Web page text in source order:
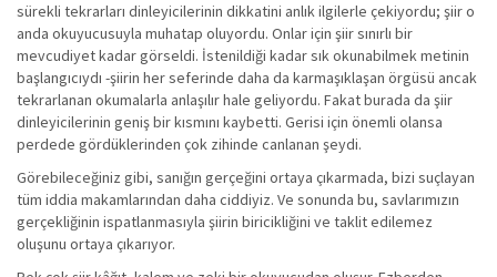
sürekli tekrarları dinleyicilerinin dikkatini anlık ilgilerle çekiyordu; şiir o
anda okuyucusuyla muhatap oluyordu. Onlar için şiir sınırlı bir
mevcudiyet kadar görseldi. İstenildiği kadar sık okunabilmek metinin
başlangıcıydı -şiirin her seferinde daha da karmaşıklaşan örgüsü ancak
tekrarlanan okumalarla anlaşılır hale geliyordu. Fakat burada da şiir
dinleyicilerinin geniş bir kısmını kaybetti. Gerisi için önemli olansa
perdede gördüklerinden çok zihinde canlanan şeydi.
Görebileceğiniz gibi, sanığın gerçeğini ortaya çıkarmada, bizi suçlayan
tüm iddia makamlarından daha ciddiyiz. Ve sonunda bu, savlarımızın
gerçekliğinin ispatlanmasıyla şiirin biricikliğini ve taklit edilemez
oluşunu ortaya çıkarıyor.